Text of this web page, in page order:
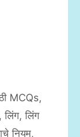
MCQs,
लिंग, लिंग
नियम,